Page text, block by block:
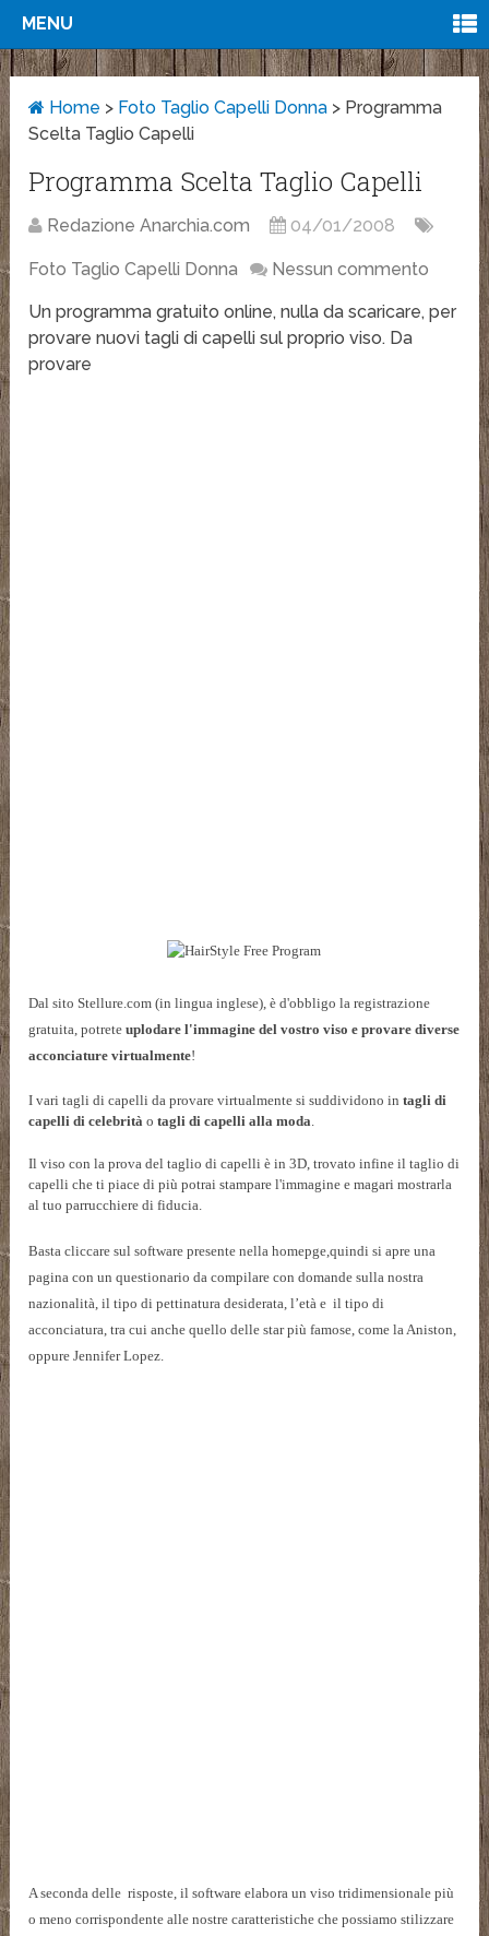
MENU
Home > Foto Taglio Capelli Donna > Programma
Scelta Taglio Capelli
Programma Scelta Taglio Capelli
Redazione Anarchia.com 04/01/2008
Foto Taglio Capelli Donna Nessun commento
Un programma gratuito online, nulla da scaricare, per
provare nuovi tagli di capelli sul proprio viso. Da
provare
Dal sito Stellure.com (in lingua inglese), è d'obbligo la registrazione
gratuita, potreteuplodare l'immagine del vostro viso e provare diverse
acconciature virtualmente!
I vari tagli di capelli da provare virtualmente si suddividono in tagli di
capelli di celebrità o tagli di capelli alla moda.
Il viso con la prova del taglio di capelli è in 3D, trovato infine il taglio di
capelli che ti piace di più potrai stampare l'immagine e magari mostrarla
al tuo parrucchiere di fiducia.
Basta cliccare sul software presente nella homepge,quindi si apre una
pagina con un questionario da compilare con domande sulla nostra
nazionalità, il tipo di pettinatura desiderata, l’età e il tipo di
acconciatura, tra cui anche quello delle star più famose, come la Aniston,
oppure Jennifer Lopez.
A seconda delle risposte, il software elabora un viso tridimensionale più
o meno corrispondente alle nostre caratteristiche che possiamo stilizzare